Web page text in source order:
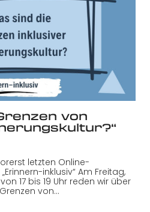
von
letzten Online-
inklusiv“ Am Freitag,
17 bis 19 Uhr reden wir über
von…